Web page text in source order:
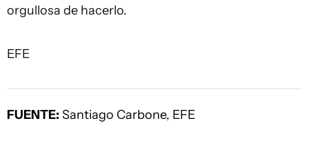
orgullosa de hacerlo.
EFE
FUENTE: Santiago Carbone, EFE